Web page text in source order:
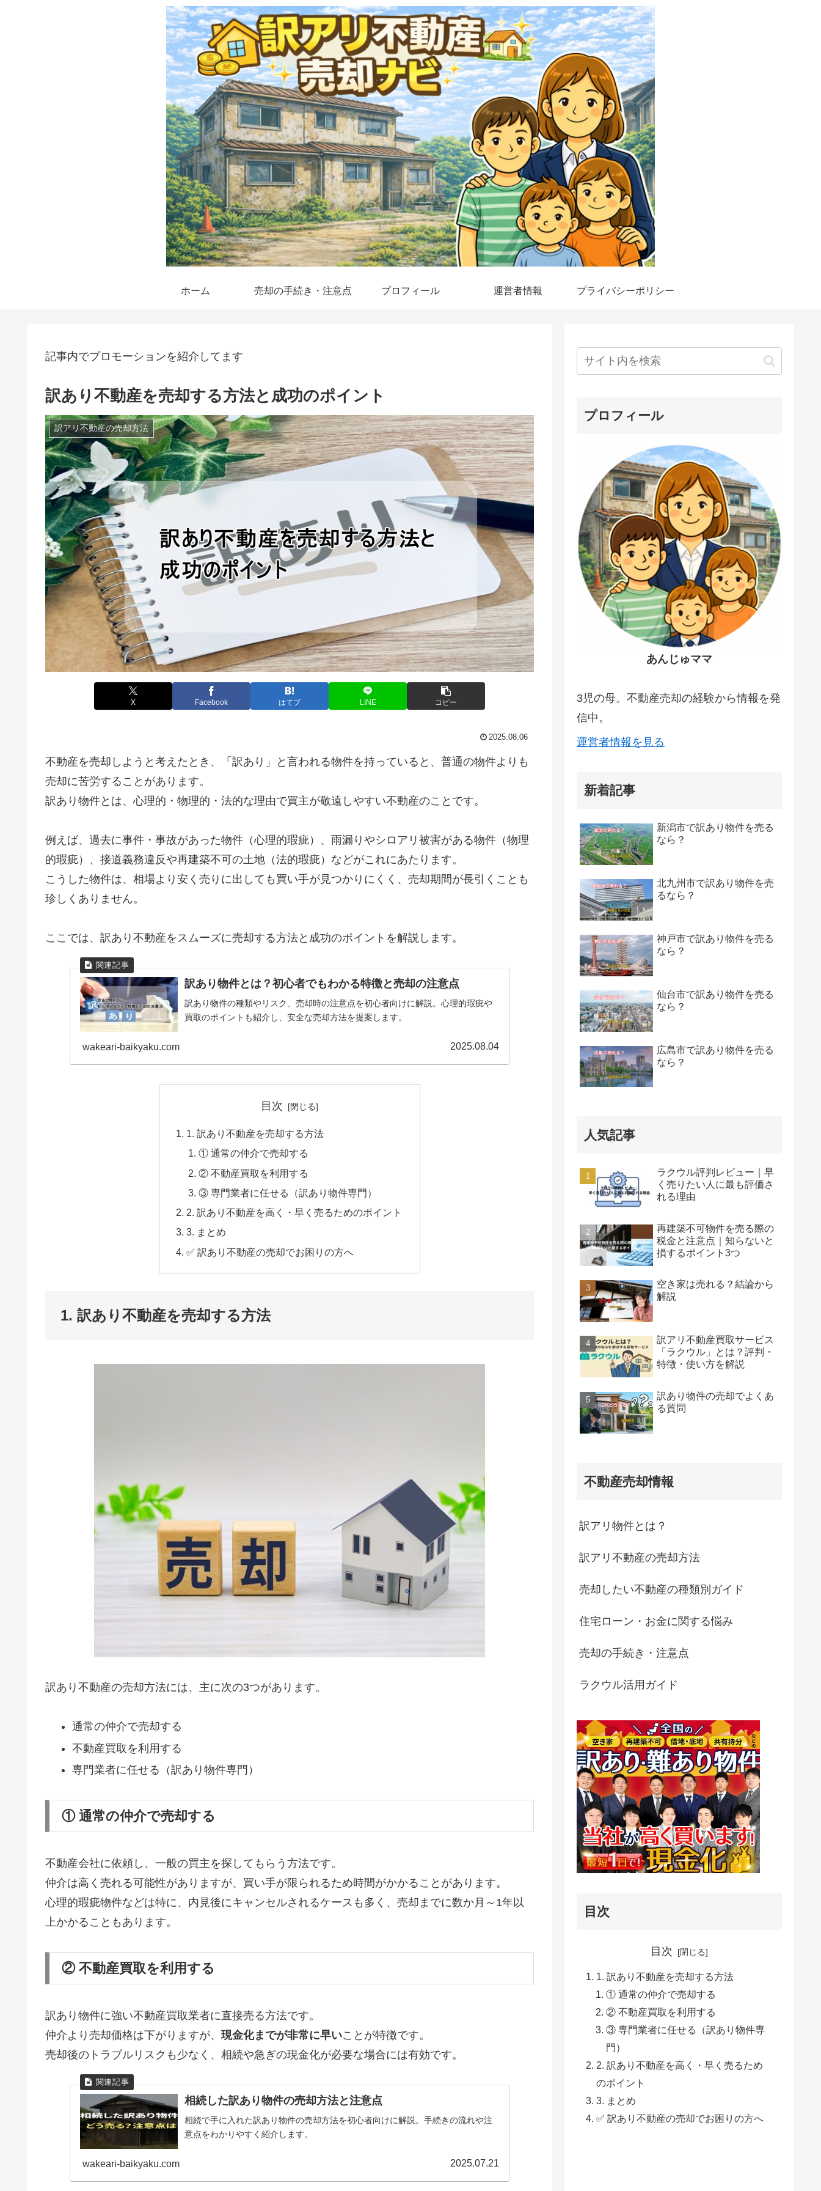
ホーム 売却の手続き・注意点 プロフィール 運営者情報 プライバシーポリシー
記事内でプロモーションを紹介してます
訳あり不動産を売却する方法と成功のポイント
訳アリ不動産の売却方法
X Facebook はてブ LINE コピー
2025.08.06
不動産を売却しようと考えたとき、「訳あり」と言われる物件を持っていると、普通の物件よりも
売却に苦労することがあります。
訳あり物件とは、心理的・物理的・法的な理由で買主が敬遠しやすい不動産のことです。
例えば、過去に事件・事故があった物件（心理的瑕疵）、雨漏りやシロアリ被害がある物件（物理
的瑕疵）、接道義務違反や再建築不可の土地（法的瑕疵）などがこれにあたります。
こうした物件は、相場より安く売りに出しても買い手が見つかりにくく、売却期間が長引くことも
珍しくありません。
ここでは、訳あり不動産をスムーズに売却する方法と成功のポイントを解説します。
訳あり物件とは？初心者でもわかる特徴と売却の注意点
訳あり物件の種類やリスク、売却時の注意点を初心者向けに解説。心理的瑕疵や
買取のポイントも紹介し、安全な売却方法を提案します。
wakeari-baikyaku.com 2025.08.04
目次
1. 訳あり不動産を売却する方法
① 通常の仲介で売却する
② 不動産買取を利用する
③ 専門業者に任せる（訳あり物件専門）
2. 訳あり不動産を高く・早く売るためのポイント
3. まとめ
✅ 訳あり不動産の売却でお困りの方へ
1. 訳あり不動産を売却する方法
訳あり不動産の売却方法には、主に次の3つがあります。
通常の仲介で売却する
不動産買取を利用する
専門業者に任せる（訳あり物件専門）
① 通常の仲介で売却する
不動産会社に依頼し、一般の買主を探してもらう方法です。
仲介は高く売れる可能性がありますが、買い手が限られるため時間がかかることがあります。
心理的瑕疵物件などは特に、内見後にキャンセルされるケースも多く、売却までに数か月～1年以
上かかることもあります。
② 不動産買取を利用する
訳あり物件に強い不動産買取業者に直接売る方法です。
仲介より売却価格は下がりますが、 現金化までが非常に早いことが特徴です。
売却後のトラブルリスクも少なく、相続や急ぎの現金化が必要な場合には有効です。
相続した訳あり物件の売却方法と注意点
相続で手に入れた訳あり物件の売却方法を初心者向けに解説。手続きの流れや注
意点をわかりやすく紹介します。
wakeari-baikyaku.com 2025.07.21
プロフィール
あんじゅママ
3児の母。不動産売却の経験から情報を発
信中。
運営者情報を見る
新着記事
新潟市で訳あり物件を売る
なら？
北九州市で訳あり物件を売
るなら？
神戸市で訳あり物件を売る
なら？
仙台市で訳あり物件を売る
なら？
広島市で訳あり物件を売る
なら？
人気記事
ラクウル評判レビュー｜早
く売りたい人に最も評価さ
れる理由
再建築不可物件を売る際の
税金と注意点｜知らないと
損するポイント3つ
空き家は売れる？結論から
解説
訳アリ不動産買取サービス
「ラクウル」とは？評判・
特徴・使い方を解説
訳あり物件の売却でよくあ
る質問
不動産売却情報
訳アリ物件とは？
訳アリ不動産の売却方法
売却したい不動産の種類別ガイド
住宅ローン・お金に関する悩み
売却の手続き・注意点
ラクウル活用ガイド
目次
目次
1. 訳あり不動産を売却する方法
① 通常の仲介で売却する
② 不動産買取を利用する
③ 専門業者に任せる（訳あり物件専
門）
2. 訳あり不動産を高く・早く売るため
のポイント
3. まとめ
✅ 訳あり不動産の売却でお困りの方へ